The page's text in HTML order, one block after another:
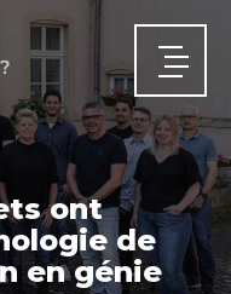
ont
de
en génie